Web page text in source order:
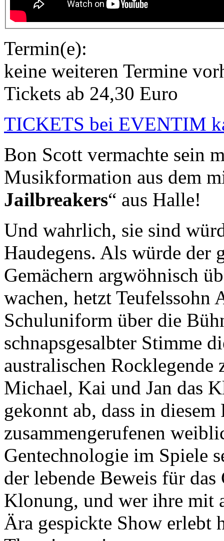
Termin(e):
keine weiteren Termine
Tickets ab 24,30 Euro
TICKETS bei EVENTIM
Bon Scott vermachte sein
Musikformation aus dem
Jailbreakers“ aus Halle!
Und wahrlich, sie sind
Haudegens. Als würde der
Gemächern argwöhnisch
wachen, hetzt Teufelssohn
Schuluniform über die
schnapsgesalbter Stimme
australischen
Michael, Kai und Jan das
gekonnt ab, dass in
zusammengerufenen
Gentechnologie im Spiele
der lebende Beweis für
Klonung, und wer ihre mit
Ära gespickte Show erlebt